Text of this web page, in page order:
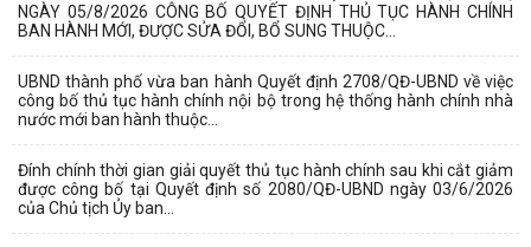
NGÀY 05/8/2026 CÔNG BỐ QUYẾT ĐỊNH THỦ TỤC HÀNH CHÍNH
BAN HÀNH MỚI, ĐƯỢC SỬA ĐỔI, BỔ SUNG THUỘC...
UBND thành phố vừa ban hành Quyết định 2708/QĐ-UBND về việc
công bố thủ tục hành chính nội bộ trong hệ thống hành chính nhà
nước mới ban hành thuộc...
Đính chính thời gian giải quyết thủ tục hành chính sau khi cắt giảm
được công bố tại Quyết định số 2080/QĐ-UBND ngày 03/6/2026
của Chủ tịch Ủy ban...